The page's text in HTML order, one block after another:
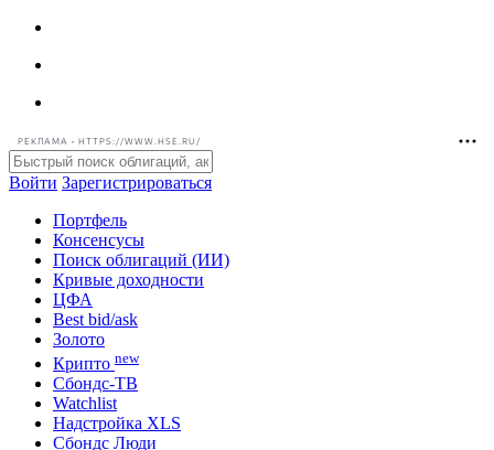
РЕКЛАМА • HTTPS://WWW.HSE.RU/
Войти Зарегистрироваться
Портфель
Консенсусы
Поиск облигаций (ИИ)
Кривые доходности
ЦФА
Best bid/ask
Золото
Крипто new